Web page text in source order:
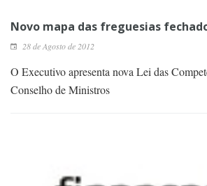
Novo mapa das freguesias
28 de Agosto de 2012
O Executivo apresenta nova Lei das
Conselho de Ministros